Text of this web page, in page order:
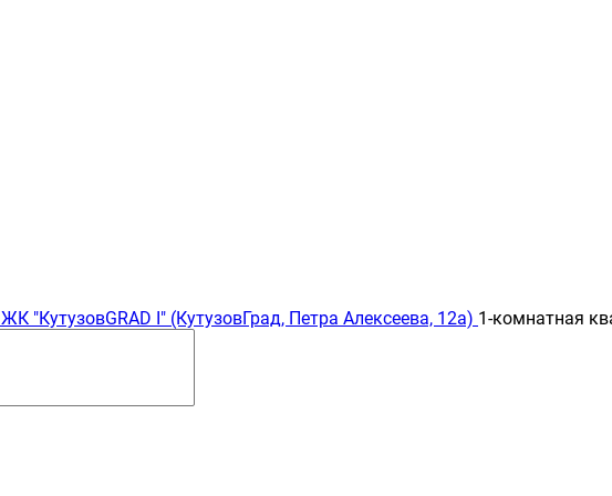
ЖК "КутузовGRAD I" (КутузовГрад, Петра Алексеева, 12а) 1-комнатная